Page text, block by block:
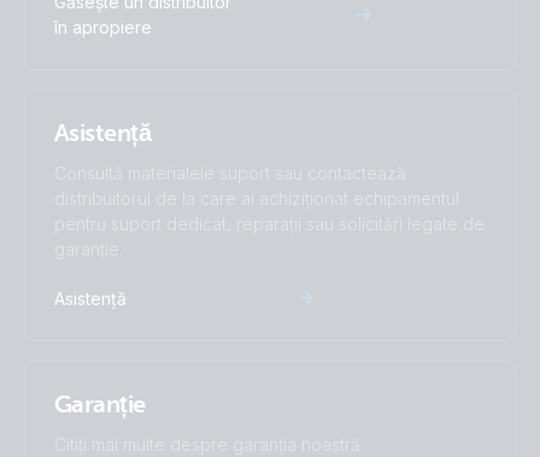
în apropiere
Asistență
Consultă materialele suport sau contactează
distribuitorul de la care ai achiziționat echipamentul
pentru suport dedicat, reparații sau solicitări legate de
garanție.
Asistență
Garanție
Citiți mai multe despre garanția noastră